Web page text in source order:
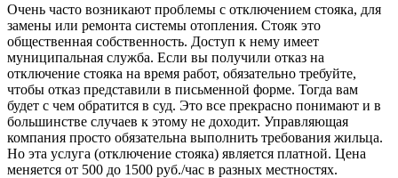
Очень часто возникают проблемы с отключением стояка, для
замены или ремонта системы отопления. Стояк это
общественная собственность. Доступ к нему имеет
муниципальная служба. Если вы получили отказ на
отключение стояка на время работ, обязательно требуйте,
чтобы отказ представили в письменной форме. Тогда вам
будет с чем обратится в суд. Это все прекрасно понимают и в
большинстве случаев к этому не доходит. Управляющая
компания просто обязательна выполнить требования жильца.
Но эта услуга (отключение стояка) является платной. Цена
меняется от 500 до 1500 руб./час в разных местностях.